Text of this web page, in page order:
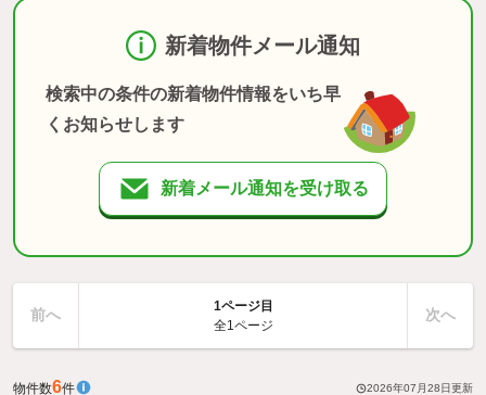
新着物件メール通知
検索中の条件の新着物件情報をいち早
くお知らせします
新着メール通知を受け取る
前へ
1ページ目
全1ページ
次へ
物件数6件 2026年07月28日更新